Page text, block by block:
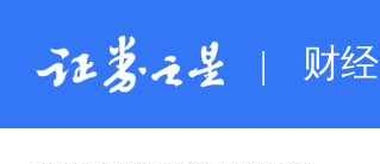
| 财经